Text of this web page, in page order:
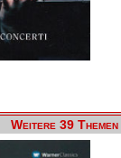
Weitere 39 Themen